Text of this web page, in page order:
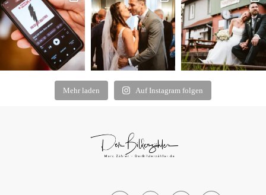
Mehr laden Auf Instagram folgen